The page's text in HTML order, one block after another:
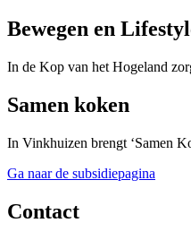
Bewegen en
In de Kop van het Hogeland
Samen koken
In Vinkhuizen brengt ‘Samen
Ga naar de subsidiepagina
Contact